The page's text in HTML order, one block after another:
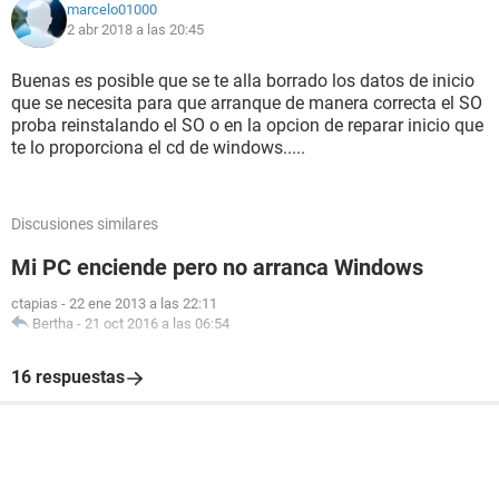
marcelo01000
2 abr 2018 a las 20:45
Buenas es posible que se te alla borrado los datos de inicio
que se necesita para que arranque de manera correcta el SO
proba reinstalando el SO o en la opcion de reparar inicio que
te lo proporciona el cd de windows.....
Discusiones similares
Mi PC enciende pero no arranca Windows
ctapias - 22 ene 2013 a las 22:11
Bertha - 21 oct 2016 a las 06:54
16 respuestas